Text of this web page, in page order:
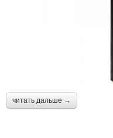
читать дальше →